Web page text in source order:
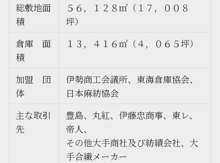
総敷地面
積
５６，１２８㎡（１７，００８
坪）
倉庫 面
積
１３，４１６㎡（４，０６５坪）
加盟 団
体
伊勢商工会議所、東海倉庫協会、
日本麻紡協会
主な取引
先
豊島、丸紅、伊藤忠商事、東レ、
帝人、
その他大手商社及び紡績会社、大
手合繊メーカー